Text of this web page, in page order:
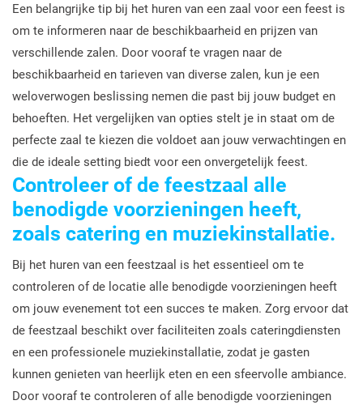
Een belangrijke tip bij het huren van een zaal voor een feest is
om te informeren naar de beschikbaarheid en prijzen van
verschillende zalen. Door vooraf te vragen naar de
beschikbaarheid en tarieven van diverse zalen, kun je een
weloverwogen beslissing nemen die past bij jouw budget en
behoeften. Het vergelijken van opties stelt je in staat om de
perfecte zaal te kiezen die voldoet aan jouw verwachtingen en
die de ideale setting biedt voor een onvergetelijk feest.
Controleer of de feestzaal alle
benodigde voorzieningen heeft,
zoals catering en muziekinstallatie.
Bij het huren van een feestzaal is het essentieel om te
controleren of de locatie alle benodigde voorzieningen heeft
om jouw evenement tot een succes te maken. Zorg ervoor dat
de feestzaal beschikt over faciliteiten zoals cateringdiensten
en een professionele muziekinstallatie, zodat je gasten
kunnen genieten van heerlijk eten en een sfeervolle ambiance.
Door vooraf te controleren of alle benodigde voorzieningen